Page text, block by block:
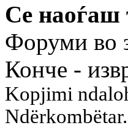
Се наоѓаш
Форуми во
Конче -
Kopjimi